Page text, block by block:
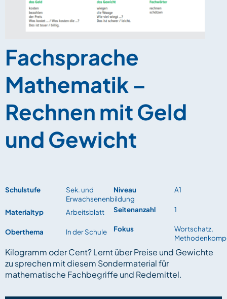
Fachsprache
Mathematik –
Rechnen mit Geld
und Gewicht
Schulstufe
Sek. und
Erwachsenenbildung
Materialtyp
Arbeitsblatt
Oberthema In der Schule
Niveau A1
Seitenanzahl 1
Fokus
Wortschatz,
Kilogramm oder Cent? Lernt über Preise und Gewichte
zu sprechen mit diesem Sondermaterial für
mathematische Fachbegriffe und Redemittel.